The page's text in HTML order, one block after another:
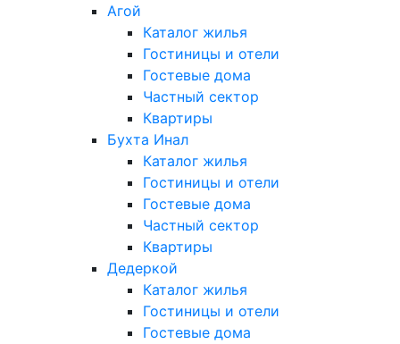
Агой
Каталог жилья
Гостиницы и отели
Гостевые дома
Частный сектор
Квартиры
Бухта Инал
Каталог жилья
Гостиницы и отели
Гостевые дома
Частный сектор
Квартиры
Дедеркой
Каталог жилья
Гостиницы и отели
Гостевые дома